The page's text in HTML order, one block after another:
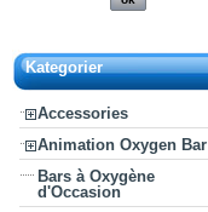
Kategorier
Accessories
Animation Oxygen Bar
Bars à Oxygène
d'Occasion